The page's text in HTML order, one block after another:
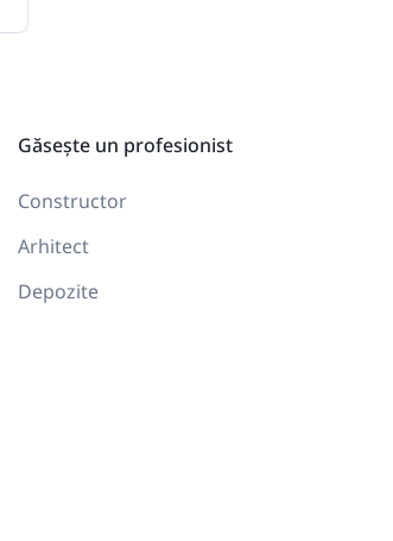
Găsește un profesionist
Constructor
Arhitect
Depozite